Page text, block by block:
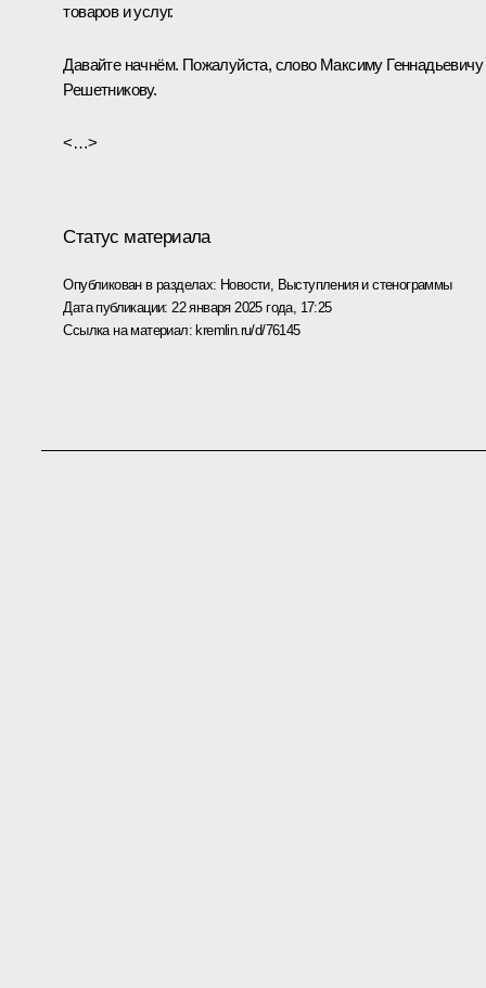
товаров и услуг.
Давайте начнём. Пожалуйста, слово Максиму Геннадьевичу
Решетникову.
<…>
Статус материала
Опубликован в разделах: Новости, Выступления и стенограммы
Дата публикации: 22 января 2025 года, 17:25
Ссылка на материал: kremlin.ru/d/76145